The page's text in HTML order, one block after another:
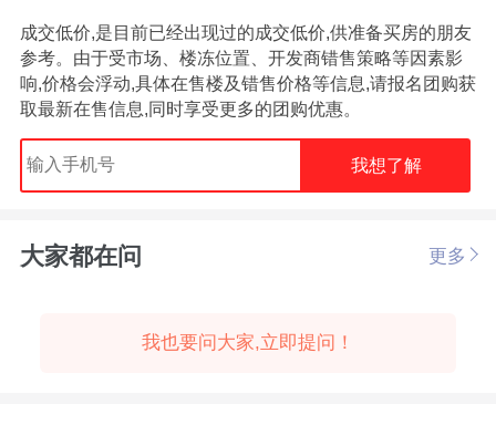
成交低价,是目前已经出现过的成交低价,供准备买房的朋友
参考。由于受市场、楼冻位置、开发商错售策略等因素影
响,价格会浮动,具体在售楼及错售价格等信息,请报名团购获
取最新在售信息,同时享受更多的团购优惠。
我想了解
大家都在问 更多
我也要问大家,立即提问！